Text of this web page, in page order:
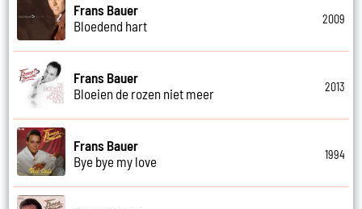
Frans Bauer
Bloedend hart
2009
Frans Bauer
Bloeien de rozen niet meer
2013
Frans Bauer
Bye bye my love
1994